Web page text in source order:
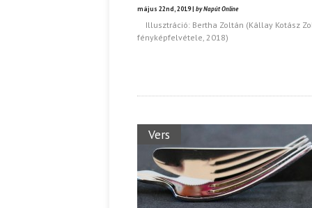
május 22nd, 2019 | by Napút Online
Illusztráció: Bertha Zoltán (Kállay Kotász
fényképfelvétele, 2018)
Vers